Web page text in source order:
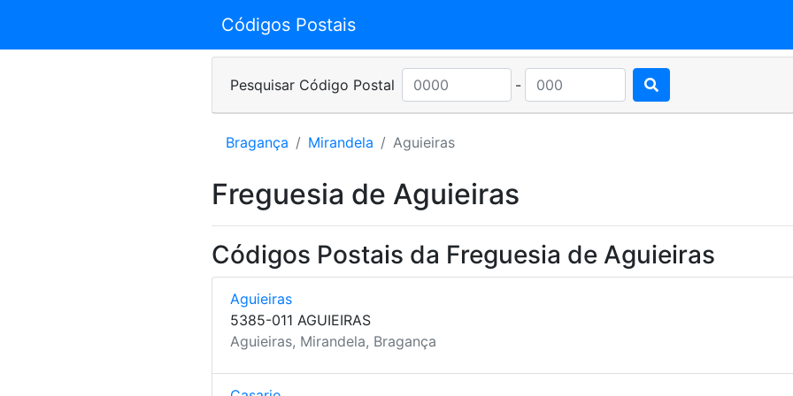
Códigos Postais
Pesquisar Código Postal -
Bragança Mirandela Aguieiras
Freguesia de Aguieiras
Códigos Postais da Freguesia de Aguieiras
Aguieiras
5385-011 AGUIEIRAS
Aguieiras, Mirandela, Bragança